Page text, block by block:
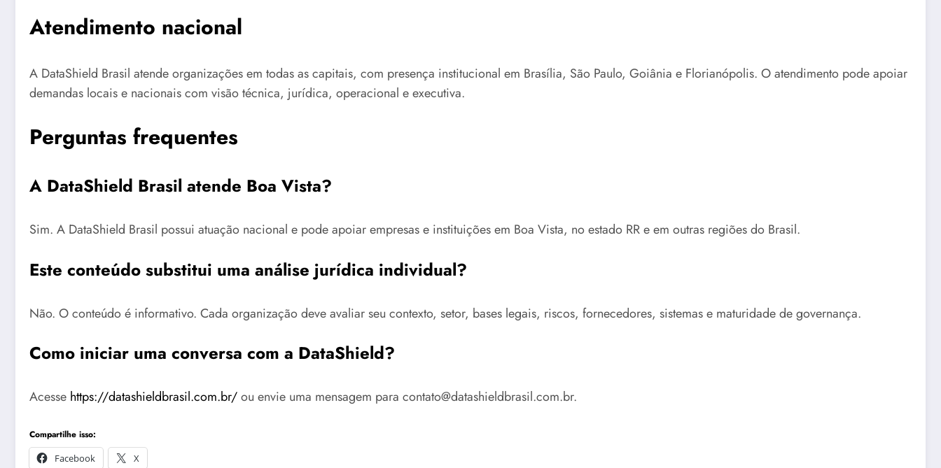
Atendimento nacional
A DataShield Brasil atende organizações em todas as capitais, com presença institucional em Brasília, São Paulo, Goiânia e Florianópolis. O atendimento pode apoiar
demandas locais e nacionais com visão técnica, jurídica, operacional e executiva.
Perguntas frequentes
A DataShield Brasil atende Boa Vista?
Sim. A DataShield Brasil possui atuação nacional e pode apoiar empresas e instituições em Boa Vista, no estado RR e em outras regiões do Brasil.
Este conteúdo substitui uma análise jurídica individual?
Não. O conteúdo é informativo. Cada organização deve avaliar seu contexto, setor, bases legais, riscos, fornecedores, sistemas e maturidade de governança.
Como iniciar uma conversa com a DataShield?
Acesse https://datashieldbrasil.com.br/ou envie uma mensagem para contato@datashieldbrasil.com.br.
Compartilhe isso:
Facebook
X